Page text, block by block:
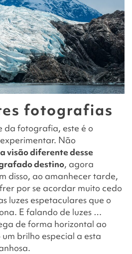
fotografias
da fotografia, este é o
Não
visão diferente desse
destino, agora
disso, ao amanhecer tarde,
por se acordar muito cedo
luzes espetaculares que o
E falando de luzes …
de forma horizontal ao
brilho especial a esta